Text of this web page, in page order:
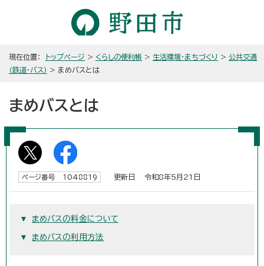
現在位置： トップページ > くらしの便利帳 > 生活環境・まちづくり > 公共交通
（鉄道・バス） > まめバスとは
まめバスとは
ページ番号 1048819 更新日 令和8年5月21日
まめバスの料金について
まめバスの利用方法